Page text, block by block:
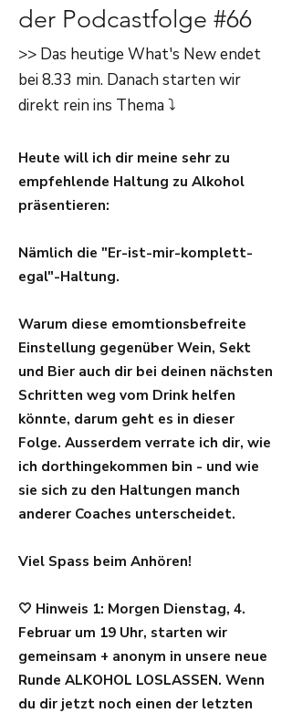
der Podcastfolge #66
>> Das heutige What's New endet
bei 8.33 min. Danach starten wir
direkt rein ins Thema ⤵️
Heute will ich dir meine sehr zu
empfehlende Haltung zu Alkohol
präsentieren:
Nämlich die "Er-ist-mir-komplett-
egal"-Haltung.
Warum diese emomtionsbefreite
Einstellung gegenüber Wein, Sekt
und Bier auch dir bei deinen nächsten
Schritten weg vom Drink helfen
könnte, darum geht es in dieser
Folge. Ausserdem verrate ich dir, wie
ich dorthingekommen bin - und wie
sie sich zu den Haltungen manch
anderer Coaches unterscheidet.
Viel Spass beim Anhören!
🤍 Hinweis 1: Morgen Dienstag, 4.
Februar um 19 Uhr, starten wir
gemeinsam + anonym in unsere neue
Runde ALKOHOL LOSLASSEN. Wenn
du dir jetzt noch einen der letzten